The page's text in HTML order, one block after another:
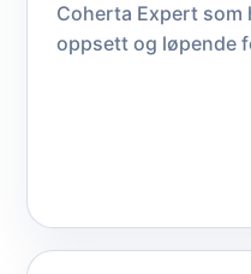
Coherta Expert som
oppsett og løpende